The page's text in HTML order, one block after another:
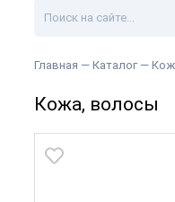
Главная — Каталог —
Кожа, волосы